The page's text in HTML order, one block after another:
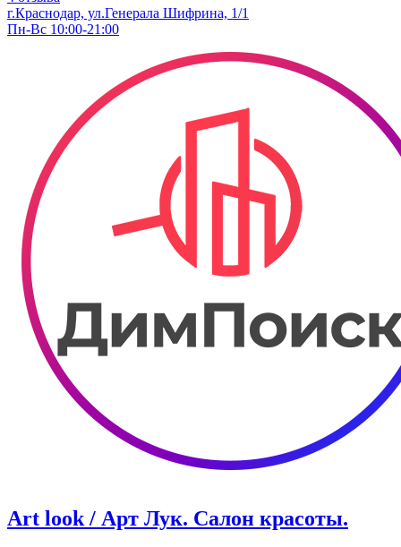
г.Краснодар, ул.Генерала Шифрина, 1/1
Пн-Вс 10:00-21:00
Art look / Арт Лук. Салон красоты.